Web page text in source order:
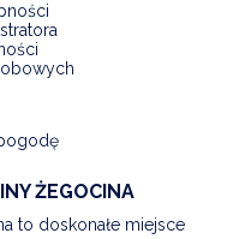
ŻEGOCINA
to doskonałe miejsce